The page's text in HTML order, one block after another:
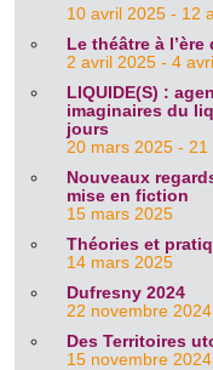
10 avril 2025 - 12
Le théâtre à
2 avril 2025 - 4
LIQUIDE(S) :
imaginaires du
jours
20 mars 2025 - 21
Nouveaux
mise en fiction
15 mars 2025
Théories et
14 mars 2025
Dufresny 2024
22 novembre
Des Territoires
15 novembre 2024